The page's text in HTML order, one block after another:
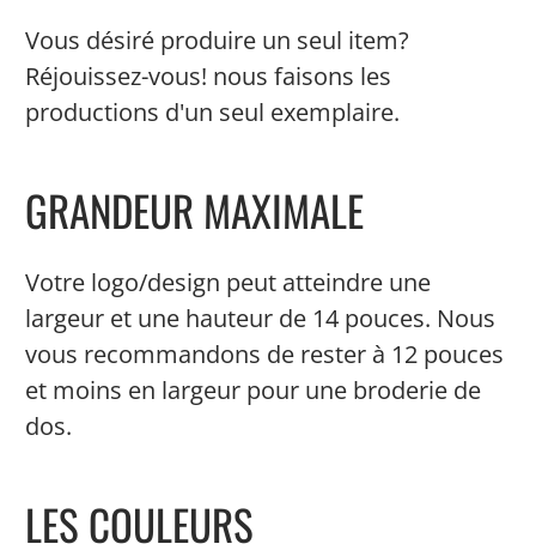
Vous désiré produire un seul item?
Réjouissez-vous! nous faisons les
productions d'un seul exemplaire.
GRANDEUR MAXIMALE
Votre logo/design peut atteindre une
largeur et une hauteur de 14 pouces. Nous
vous recommandons de rester à 12 pouces
et moins en largeur pour une broderie de
dos.
LES COULEURS